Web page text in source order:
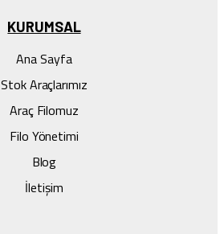
KURUMSAL
Ana Sayfa
Stok Araçlarımız
Araç Filomuz
Filo Yönetimi
Blog
İletişim